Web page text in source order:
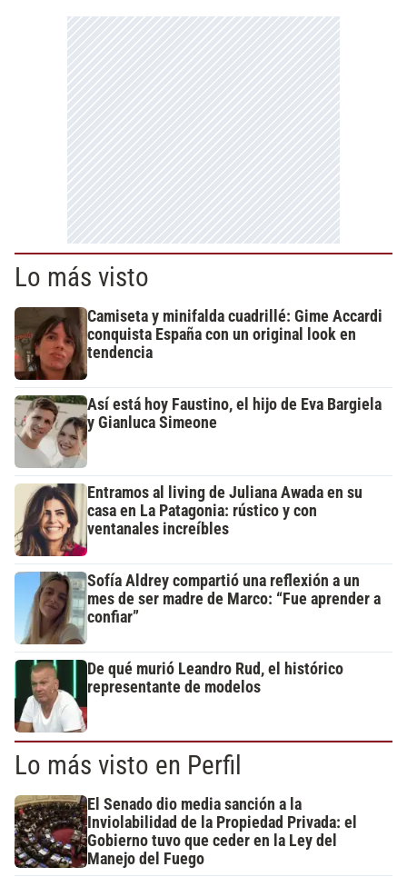
Lo más visto
Camiseta y minifalda cuadrillé: Gime Accardi
conquista España con un original look en
tendencia
Así está hoy Faustino, el hijo de Eva Bargiela
y Gianluca Simeone
Entramos al living de Juliana Awada en su
casa en La Patagonia: rústico y con
ventanales increíbles
Sofía Aldrey compartió una reflexión a un
mes de ser madre de Marco: “Fue aprender a
confiar”
De qué murió Leandro Rud, el histórico
representante de modelos
Lo más visto en Perfil
El Senado dio media sanción a la
Inviolabilidad de la Propiedad Privada: el
Gobierno tuvo que ceder en la Ley del
Manejo del Fuego